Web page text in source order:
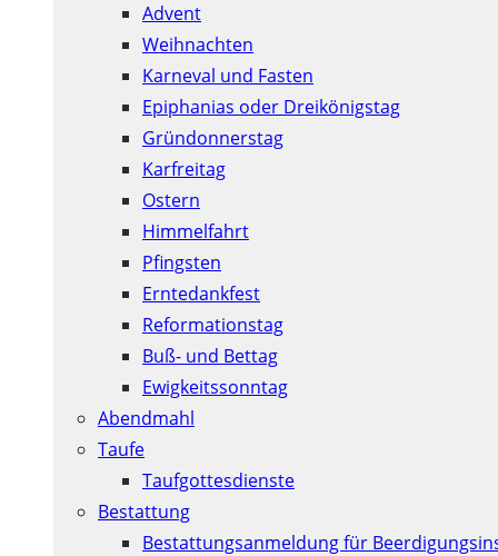
Advent
Weihnachten
Karneval und Fasten
Epiphanias oder Dreikönigstag
Gründonnerstag
Karfreitag
Ostern
Himmelfahrt
Pfingsten
Erntedankfest
Reformationstag
Buß- und Bettag
Ewigkeitssonntag
Abendmahl
Taufe
Taufgottesdienste
Bestattung
Bestattungsanmeldung für